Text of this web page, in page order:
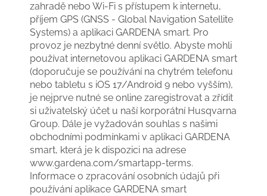
zahradě nebo Wi-Fi s přístupem k internetu,
příjem GPS (GNSS - Global Navigation Satellite
Systems) a aplikaci GARDENA smart. Pro
provoz je nezbytné denní světlo. Abyste mohli
používat internetovou aplikaci GARDENA smart
(doporučuje se používání na chytrém telefonu
nebo tabletu s iOS 17/Android 9 nebo vyšším),
je nejprve nutné se online zaregistrovat a zřídit
si uživatelský účet u naší korporátní Husqvarna
Group. Dále je vyžadován souhlas s našimi
obchodními podmínkami v aplikaci GARDENA
smart, která je k dispozici na adrese
www.gardena.com/smartapp-terms.
Informace o zpracování osobních údajů při
používání aplikace GARDENA smart